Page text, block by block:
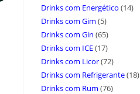
Drinks com Energético (14)
Drinks com Gim (5)
Drinks com Gin (65)
Drinks com ICE(17)
Drinks com Licor(72)
Drinks com Refrigerante(18)
Drinks com Rum (76)